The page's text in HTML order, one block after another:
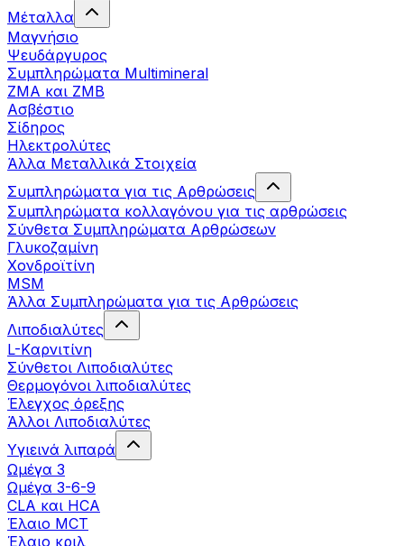
Μέταλλα
Μαγνήσιο
Ψευδάργυρος
Συμπληρώματα Multimineral
ZMA και ZMB
Ασβέστιο
Σίδηρος
Ηλεκτρολύτες
Άλλα Mεταλλικά Στοιχεία
Συμπληρώματα για τις Αρθρώσεις
Συμπληρώματα κολλαγόνου για τις αρθρώσεις
Σύνθετα Συμπληρώματα Αρθρώσεων
Γλυκοζαμίνη
Χονδροϊτίνη
MSM
Άλλα Συμπληρώματα για τις Αρθρώσεις
Λιποδιαλύτες
L-Kαρνιτίνη
Σύνθετοι Λιποδιαλύτες
Θερμογόνοι λιποδιαλύτες
Έλεγχος όρεξης
Άλλοι Λιποδιαλύτες
Υγιεινά λιπαρά
Ωμέγα 3
Ωμέγα 3-6-9
CLA και HCA
Έλαιο MCT
Έλαιο κριλ